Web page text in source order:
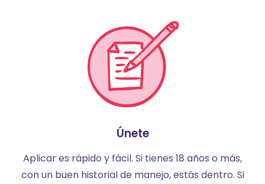
Únete
Aplicar es rápido y fácil. Si tienes 18 años o más,
con un buen historial de manejo, estás dentro. Si